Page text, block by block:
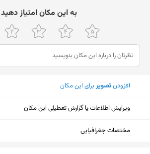
پنجشنبه
جمعه
شنبه
یکشنبه
ﺑﻪ اﯾﻦ ﻣﮑﺎن اﻣﺘﯿﺎز دﻫﯿﺪ
افزودنتصویربرای این مکان
ویرایش اطلاعات یا گزارش تعطیلی این مکان
مختصات جغرافیایی